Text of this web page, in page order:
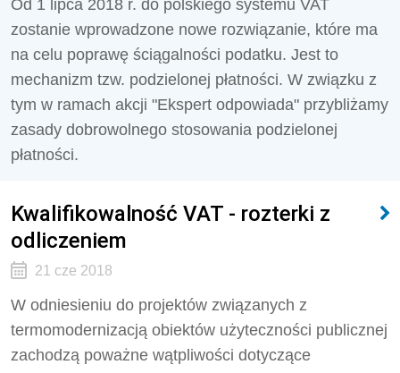
Od 1 lipca 2018 r. do polskiego systemu VAT
zostanie wprowadzone nowe rozwiązanie, które ma
na celu poprawę ściągalności podatku. Jest to
mechanizm tzw. podzielonej płatności. W związku z
tym w ramach akcji "Ekspert odpowiada" przybliżamy
zasady dobrowolnego stosowania podzielonej
płatności.
Kwalifikowalność VAT - rozterki z
odliczeniem
21 cze 2018
W odniesieniu do projektów związanych z
termomodernizacją obiektów użyteczności publicznej
zachodzą poważne wątpliwości dotyczące